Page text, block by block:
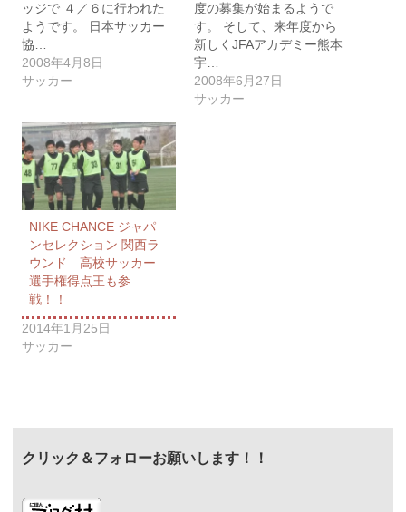
ッジで ４／６に行われた
ようです。 日本サッカー
協…
2008年4月8日
サッカー
度の募集が始まるようで
す。 そして、来年度から
新しくJFAアカデミー熊本
宇…
2008年6月27日
サッカー
NIKE CHANCE ジャパ
ンセレクション 関西ラ
ウンド 高校サッカー
選手権得点王も参
戦！！
2014年1月25日
サッカー
クリック＆フォローお願いします！！